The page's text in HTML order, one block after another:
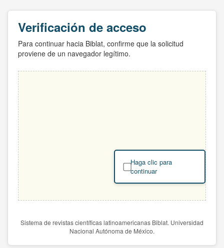
Verificación de acceso
Para continuar hacia Biblat, confirme que la solicitud
proviene de un navegador legítimo.
Haga clic para
continuar
Sistema de revistas científicas latinoamericanas Biblat. Universidad
Nacional Autónoma de México.